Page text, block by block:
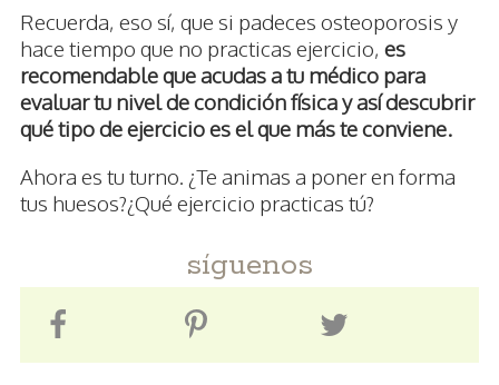
Recuerda, eso sí, que si padeces osteoporosis y
hace tiempo que no practicas ejercicio, es
recomendable que acudas a tu médico para
evaluar tu nivel de condición física y así descubrir
qué tipo de ejercicio es el que más te conviene.
Ahora es tu turno. ¿Te animas a poner en forma
tus huesos?¿Qué ejercicio practicas tú?
síguenos